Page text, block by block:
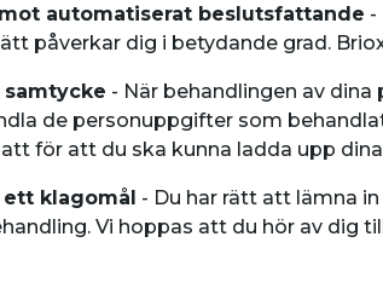
automatiserat beslutsfattande -
påverkar dig i betydande grad.
- När behandlingen av
de personuppgifter som
för att du ska kunna ladda upp
klagomål - Du har rätt att lämna
Vi hoppas att du hör av dig